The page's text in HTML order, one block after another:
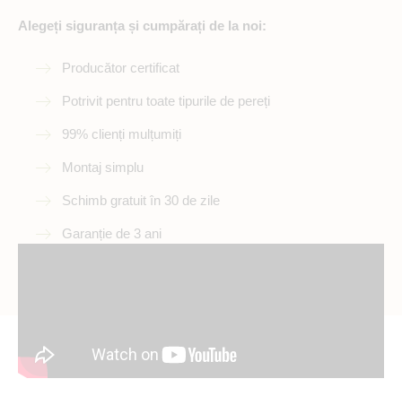
Alegeți siguranța și cumpărați de la noi:
Producător certificat
Potrivit pentru toate tipurile de pereți
99% clienți mulțumiți
Montaj simplu
Schimb gratuit în 30 de zile
Garanție de 3 ani